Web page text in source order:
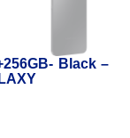
Black –